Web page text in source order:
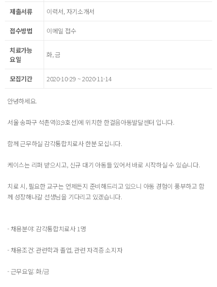
제출서류 이력서, 자기소개서
접수방법 이메일 접수
치료가능
요일
화, 금
모집기간 2020-10-29 ~ 2020-11-14
안녕하세요.
서울 송파구 석촌역(8,9호선)에 위치한 한걸음아동발달센터 입니다.
함께 근무하실 감각통합치료사 한분 모십니다.
케이스는 리퍼 받으시고, 신규 대기 아동들 있어서 바로 시작하실 수 있습니다.
치료 시, 필요한 교구는 언제든지 준비해드리고 있으니 아동 경험이 풍부하고 함
께 성장해나갈 선생님을 기다리고 있겠습니다.
- 채용분야: 감각통합치료사 1명
- 채용조건: 관련학과 졸업, 관련 자격증 소지자
- 근무요일: 화/금